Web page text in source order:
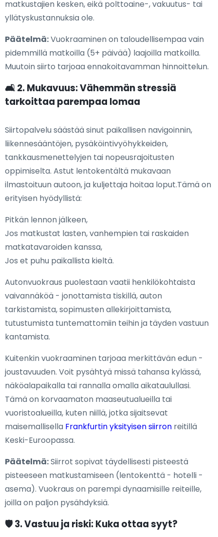
matkustajien kesken, eikä polttoaine-, vakuutus- tai
yllätyskustannuksia ole.
Päätelmä:Vuokraaminen on taloudellisempaa vain
pidemmillä matkoilla (5+ päivää) laajoilla matkoilla.
Muutoin siirto tarjoaa ennakoitavamman hinnoittelun.
🛋️ 2. Mukavuus: Vähemmän stressiä
tarkoittaa parempaa lomaa
Siirtopalvelu säästää sinut paikallisen navigoinnin,
liikennesääntöjen, pysäköintivyöhykkeiden,
tankkausmenettelyjen tai nopeusrajoitusten
oppimiselta. Astut lentokentältä mukavaan
ilmastoituun autoon, ja kuljettaja hoitaa loput.Tämä on
erityisen hyödyllistä:
Pitkän lennon jälkeen,
Jos matkustat lasten, vanhempien tai raskaiden
matkatavaroiden kanssa,
Jos et puhu paikallista kieltä.
Autonvuokraus puolestaan vaatii henkilökohtaista
vaivannäköä - jonottamista tiskillä, auton
tarkistamista, sopimusten allekirjoittamista,
tutustumista tuntemattomiin teihin ja täyden vastuun
kantamista.
Kuitenkin vuokraaminen tarjoaa merkittävän edun -
joustavuuden. Voit pysähtyä missä tahansa kylässä,
näköalapaikalla tai rannalla omalla aikataulullasi.
Tämä on korvaamaton maaseutualueilla tai
vuoristoalueilla, kuten niillä, jotka sijaitsevat
maisemallisella Frankfurtin yksityisen siirron reitillä
Keski-Euroopassa.
Päätelmä:Siirrot sopivat täydellisesti pisteestä
pisteeseen matkustamiseen (lentokenttä - hotelli -
asema). Vuokraus on parempi dynaamisille reiteille,
joilla on paljon pysähdyksiä.
🛡️ 3. Vastuu ja riski: Kuka ottaa syyt?